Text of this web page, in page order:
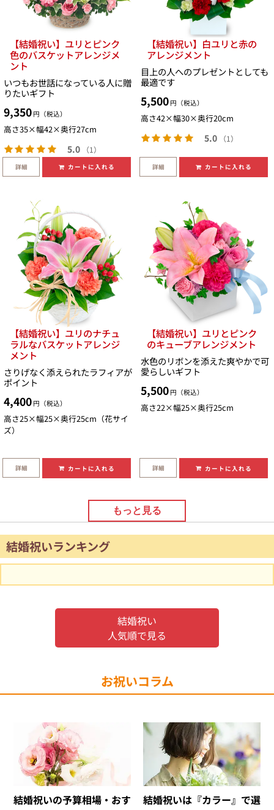
【結婚祝い】ユリとピンク
色のバスケットアレンジメ
ント
いつもお世話になっている人に贈
りたいギフト
9,350 円（税込）
高さ35×幅42×奥行27cm
5.0 （1）
詳細 カートに入れる
【結婚祝い】白ユリと赤の
アレンジメント
目上の人へのプレゼントとしても
最適です
5,500 円（税込）
高さ42×幅30×奥行20cm
5.0 （1）
詳細 カートに入れる
【結婚祝い】ユリのナチュ
ラルなバスケットアレンジ
メント
さりげなく添えられたラフィアが
ポイント
4,400 円（税込）
高さ25×幅25×奥行25cm（花サイ
ズ）
詳細 カートに入れる
【結婚祝い】ユリとピンク
のキューブアレンジメント
水色のリボンを添えた爽やかで可
愛らしいギフト
5,500 円（税込）
高さ22×幅25×奥行25cm
詳細 カートに入れる
もっと見る
結婚祝いランキング
結婚祝い
人気順で見る
お祝いコラム
結婚祝いの予算相場・おす
結婚祝いは『カラー』で選